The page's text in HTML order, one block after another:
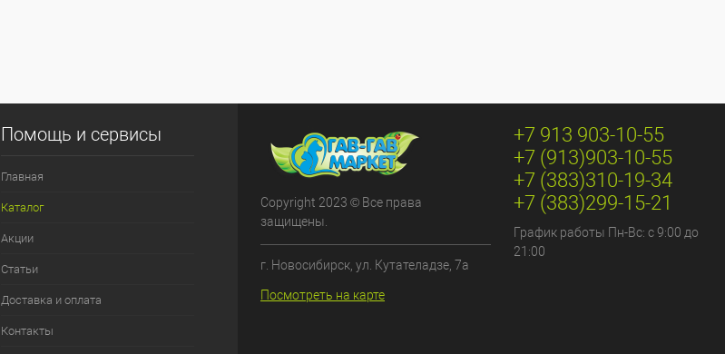
Помощь и сервисы
Главная
Каталог
Акции
Статьи
Доставка и оплата
Контакты
Copyright 2023 © Все права
защищены.
г. Новосибирск, ул. Кутателадзе, 7а
Посмотреть на карте
+7 913 903-10-55
+7 (913)903-10-55
+7 (383)310-19-34
+7 (383)299-15-21
График работы Пн-Вс: с 9:00 до
21:00